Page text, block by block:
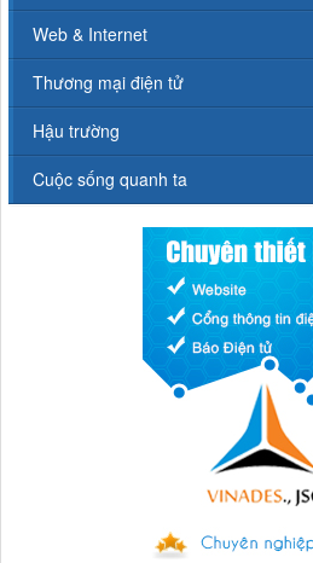
Web & Internet
Thương mại điện tử
Hậu trường
Cuộc sống quanh ta